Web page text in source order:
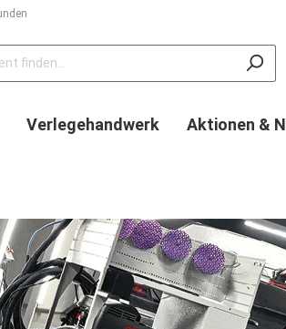
Verlegehandwerk Aktionen &